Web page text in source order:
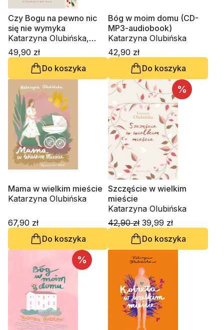
Czy Bogu na pewno nic
się nie wymyka
Katarzyna Olubińska,
Krzysztof Pałys OP
49,90 zł
Do koszyka
Bóg w moim domu (CD-
MP3-audiobook)
Katarzyna Olubińska
42,90 zł
Do koszyka
Mama w wielkim mieście
Katarzyna Olubińska
67,90 zł
Do koszyka
%
Szczęście w wielkim
mieście
Katarzyna Olubińska
42,90 zł 39,99 zł
Do koszyka
%